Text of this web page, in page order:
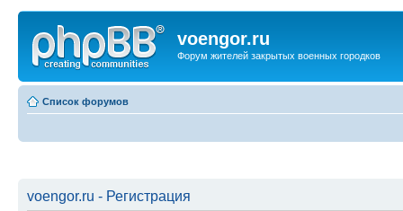
voengor.ru
Форум жителей закрытых военных городков
Список форумов
voengor.ru - Регистрация